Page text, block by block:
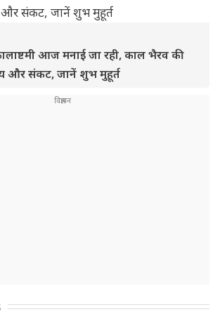
आज मनाई जा रही, काल भैरव की
और संकट, जानें शुभ मुहूर्त